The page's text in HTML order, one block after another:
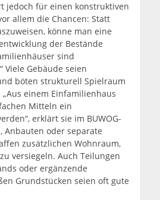
jedoch für einen konstruktiven
allem die Chancen: Statt
könne man eine
der Bestände
sind
Viele Gebäude seien
böten strukturell Spielraum
einem Einfamilienhaus
Mitteln ein
erklärt sie im BUWOG-
Anbauten oder separate
zusätzlichen Wohnraum,
versiegeln. Auch Teilungen
oder ergänzende
Grundstücken seien oft gute